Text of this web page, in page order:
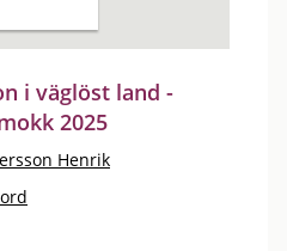
i väglöst land -
2025
Henrik